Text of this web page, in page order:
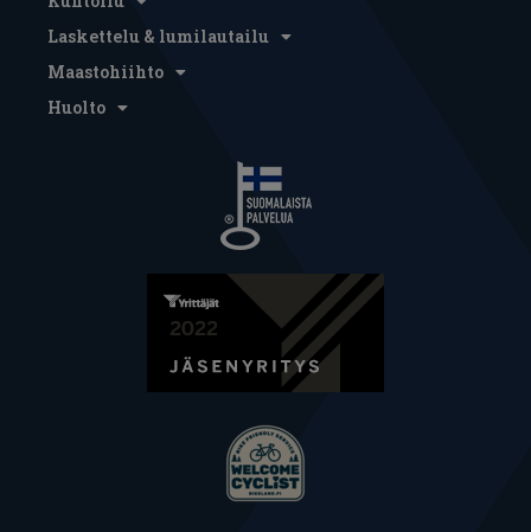
Laskettelu & lumilautailu
Maastohiihto
Huolto